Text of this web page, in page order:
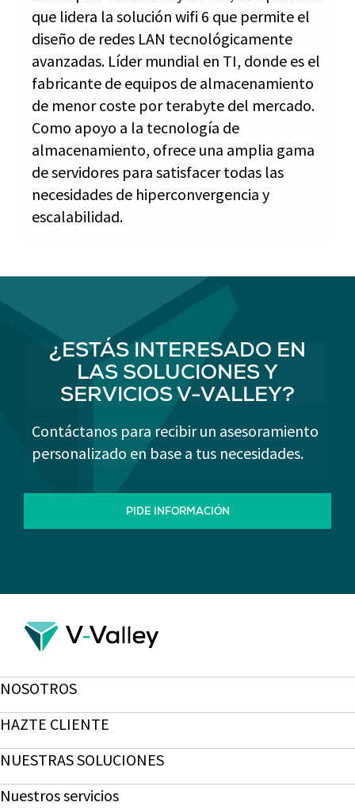
que lidera la solución wifi 6 que permite el
diseño de redes LAN tecnológicamente
avanzadas. Líder mundial en TI, donde es el
fabricante de equipos de almacenamiento
de menor coste por terabyte del mercado.
Como apoyo a la tecnología de
almacenamiento, ofrece una amplia gama
de servidores para satisfacer todas las
necesidades de hiperconvergencia y
escalabilidad.
¿ESTÁS INTERESADO EN
LAS SOLUCIONES Y
SERVICIOS V-VALLEY?
Contáctanos para recibir un asesoramiento
personalizado en base a tus necesidades.
PIDE INFORMACIÓN
NOSOTROS
HAZTE CLIENTE
NUESTRAS SOLUCIONES
Nuestros servicios